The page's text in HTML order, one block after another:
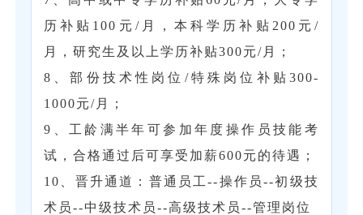
历补贴100元/月，本科学历补贴200元/
月，研究生及以上学历补贴300元/月；
8、部份技术性岗位/特殊岗位补贴300-
1000元/月；
9、工龄满半年可参加年度操作员技能考
试，合格通过后可享受加薪600元的待遇；
10、晋升通道：普通员工--操作员--初级技
术员--中级技术员--高级技术员--管理岗位